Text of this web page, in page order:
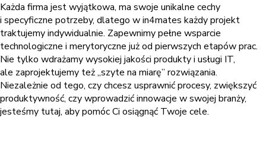
Każda firma jest wyjątkowa, ma swoje unikalne cechy
i specyficzne potrzeby, dlatego w in4mates każdy projekt
traktujemy indywidualnie. Zapewnimy pełne wsparcie
technologiczne i merytoryczne już od pierwszych etapów prac.
Nie tylko wdrażamy wysokiej jakości produkty i usługi IT,
ale zaprojektujemy też „szyte na miarę” rozwiązania.
Niezależnie od tego, czy chcesz usprawnić procesy, zwiększyć
produktywność, czy wprowadzić innowacje w swojej branży,
jesteśmy tutaj, aby pomóc Ci osiągnąć Twoje cele.